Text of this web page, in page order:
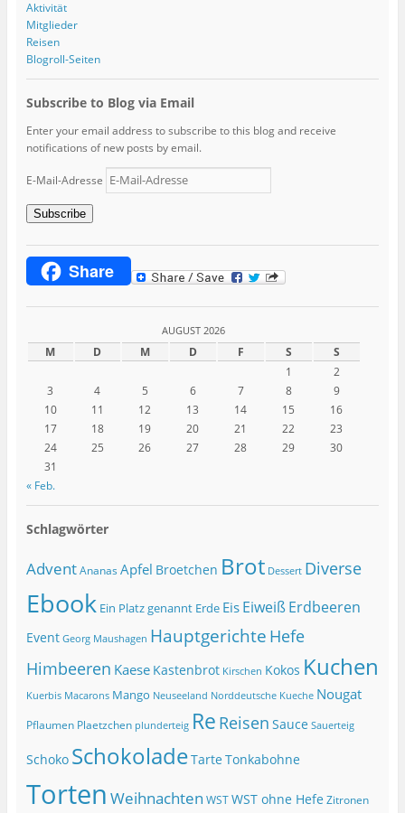
Aktivität
Mitglieder
Reisen
Blogroll-Seiten
Subscribe to Blog via Email
Enter your email address to subscribe to this blog and receive
notifications of new posts by email.
E-Mail-Adresse
Subscribe
Share
AUGUST 2026
M D M D F S
S
1
2
3
4 5 6 7 8
9
10
11 12 13 14 15
16
17
18 19 20 21 22
23
24
25 26 27 28 29
30
31
« Feb.
Schlagwörter
Advent Ananas Apfel Broetchen Brot Dessert Diverse
Ebook Ein Platz genannt Erde Eis Eiweiß Erdbeeren
Event Georg Maushagen Hauptgerichte Hefe
Himbeeren Kaese Kastenbrot Kirschen Kokos Kuchen
Kuerbis Macarons Mango Neuseeland Norddeutsche Kueche Nougat
Pflaumen Plaetzchen plunderteig Re Reisen Sauce Sauerteig
Schoko SchokoladeTarteTonkabohne
Torten Weihnachten WST WST ohne Hefe Zitronen